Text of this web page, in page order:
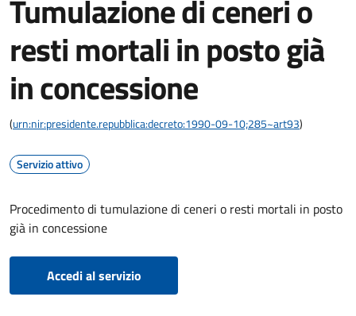
Tumulazione di ceneri o
resti mortali in posto già
in concessione
(urn:nir:presidente.repubblica:decreto:1990-09-10;285~art93)
Servizio attivo
Procedimento di tumulazione di ceneri o resti mortali in posto
già in concessione
Accedi al servizio